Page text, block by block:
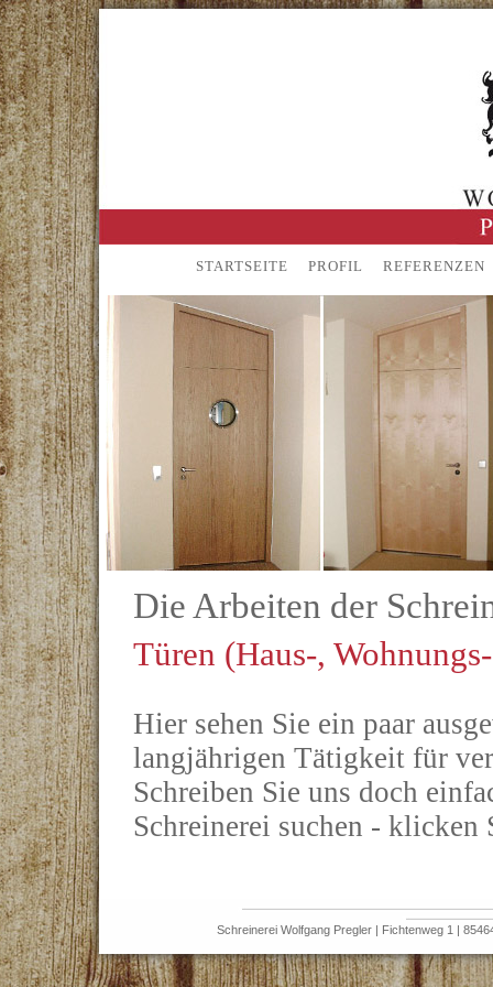
STARTSEITE PROFIL REFERENZEN
Die Arbeiten der
Türen (Haus-,
Hier sehen Sie ein paar
langjährigen Tätigkeit für
Schreiben Sie uns doch
Schreinerei suchen - klicken
Schreinerei Wolfgang Pregler | Fichtenweg 1 |